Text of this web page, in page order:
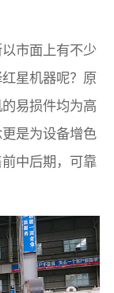
市面上有不少
星机器呢？原
易损件均为高
是为设备增色
中后期，可靠